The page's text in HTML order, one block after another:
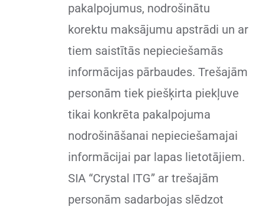
pakalpojumus, nodrošinātu
korektu maksājumu apstrādi un ar
tiem saistītās nepieciešamās
informācijas pārbaudes. Trešajām
personām tiek piešķirta piekļuve
tikai konkrēta pakalpojuma
nodrošināšanai nepieciešamajai
informācijai par lapas lietotājiem.
SIA “Crystal ITG” ar trešajām
personām sadarbojas slēdzot